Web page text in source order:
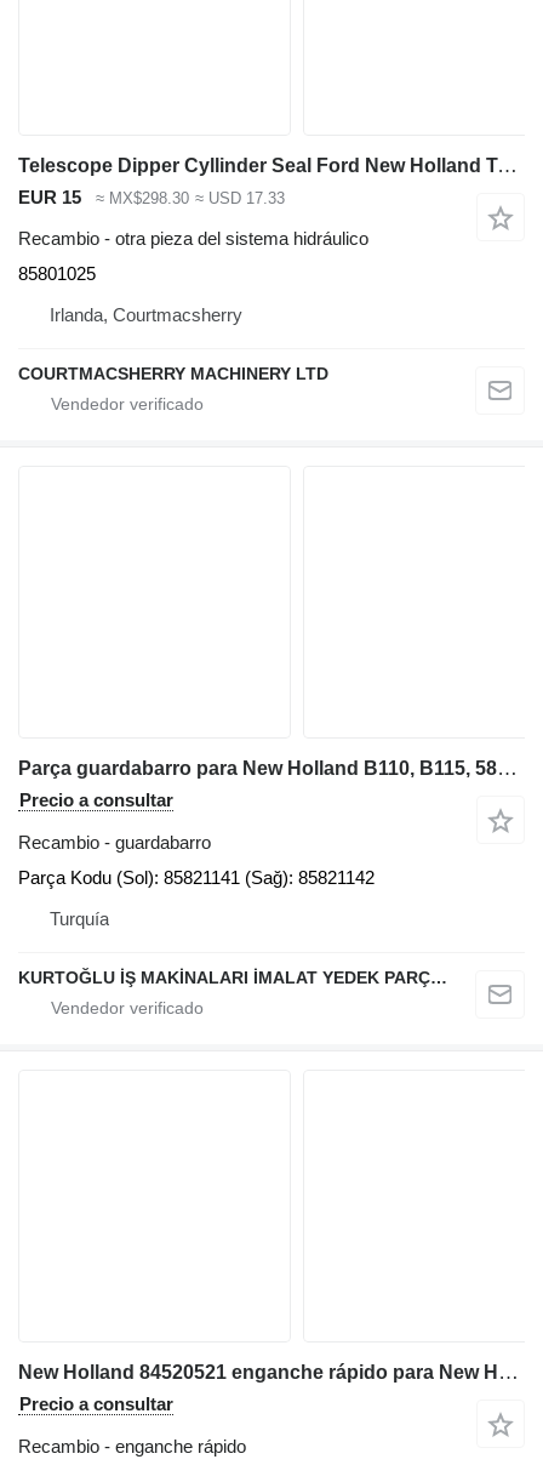
Telescope Dipper Cyllinder Seal Ford New Holland Telescope Dipper Cyllinder Seal 85801025 para New Holland B110, B115, 555E, 575E, 655E retroexcavadora
EUR 15 ≈ MX$298.30 ≈ USD 17.33
Recambio - otra pieza del sistema hidráulico
85801025
Irlanda, Courtmacsherry
COURTMACSHERRY MACHINERY LTD
Parça guardabarro para New Holland B110, B115, 580ST, 695ST retroexcavadora
Precio a consultar
Recambio - guardabarro
Parça Kodu (Sol): 85821141 (Sağ): 85821142
Turquía
KURTOĞLU İŞ MAKİNALARI İMALAT YEDEK PARÇA LTD ŞTİ
New Holland 84520521 enganche rápido para New Holland b100-b110-b115 retroexcavadora
Precio a consultar
Recambio - enganche rápido